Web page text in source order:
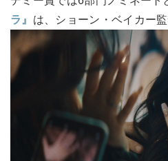
ラ』 は、ショーン・ベイカー